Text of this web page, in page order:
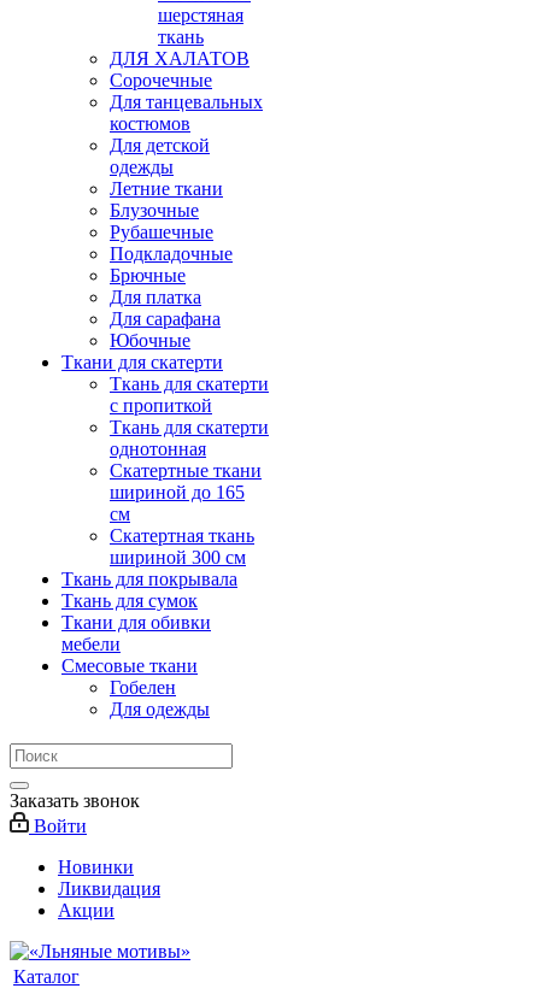
шерстяная
ткань
ДЛЯ ХАЛАТОВ
Сорочечные
Для танцевальных
костюмов
Для детской
одежды
Летние ткани
Блузочные
Рубашечные
Подкладочные
Брючные
Для платка
Для сарафана
Юбочные
Ткани для скатерти
Ткань для скатерти
с пропиткой
Ткань для скатерти
однотонная
Скатертные ткани
шириной до 165
см
Скатертная ткань
шириной 300 см
Ткань для покрывала
Ткань для сумок
Ткани для обивки
мебели
Смесовые ткани
Гобелен
Для одежды
Заказать звонок
Войти
Новинки
Ликвидация
Акции
Каталог